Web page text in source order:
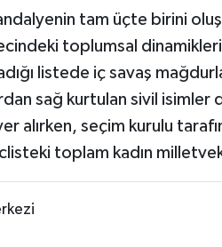
tam üçte birini
toplumsal dinamikleri
listede iç savaş
sağ kurtulan sivil
alırken, seçim kurulu
toplam kadın